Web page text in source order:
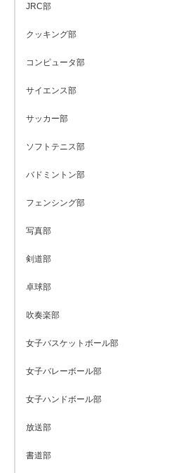
JRC部
クッキング部
コンピュータ部
サイエンス部
サッカー部
ソフトテニス部
バドミントン部
フェンシング部
写真部
剣道部
卓球部
吹奏楽部
女子バスケットボール部
女子バレーボール部
女子ハンドボール部
放送部
書道部